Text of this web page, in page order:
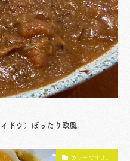
ドウ）ぽったり欧風。
カレーですよ。